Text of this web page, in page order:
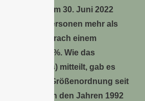
gestiegen. Am 30. Juni 2022
843 000 Personen mehr als
das entsprach einem
von 1,0 %. Wie das
(Destatis) mitteilt, gab es
dieser Größenordnung seit
nur in den Jahren 1992